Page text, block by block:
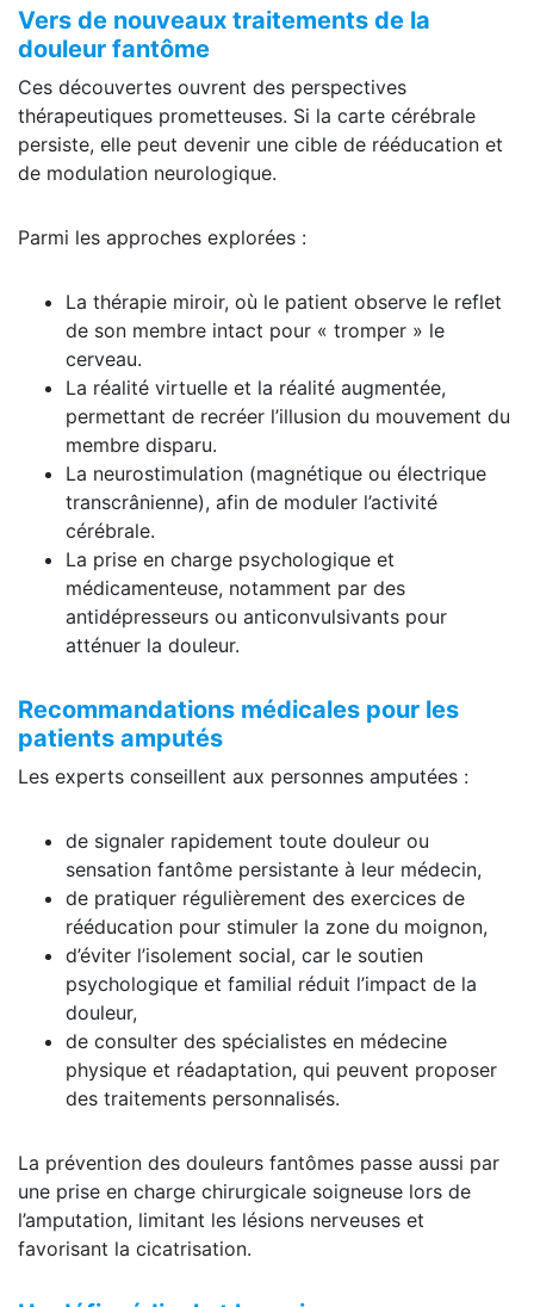
Vers de nouveaux traitements de la
douleur fantôme
Ces découvertes ouvrent des perspectives
thérapeutiques prometteuses. Si la carte cérébrale
persiste, elle peut devenir une cible de rééducation et
de modulation neurologique.
Parmi les approches explorées :
La thérapie miroir, où le patient observe le reflet
de son membre intact pour « tromper » le
cerveau.
La réalité virtuelle et la réalité augmentée,
permettant de recréer l’illusion du mouvement du
membre disparu.
La neurostimulation (magnétique ou électrique
transcrânienne), afin de moduler l’activité
cérébrale.
La prise en charge psychologique et
médicamenteuse, notamment par des
antidépresseurs ou anticonvulsivants pour
atténuer la douleur.
Recommandations médicales pour les
patients amputés
Les experts conseillent aux personnes amputées :
de signaler rapidement toute douleur ou
sensation fantôme persistante à leur médecin,
de pratiquer régulièrement des exercices de
rééducation pour stimuler la zone du moignon,
d’éviter l’isolement social, car le soutien
psychologique et familial réduit l’impact de la
douleur,
de consulter des spécialistes en médecine
physique et réadaptation, qui peuvent proposer
des traitements personnalisés.
La prévention des douleurs fantômes passe aussi par
une prise en charge chirurgicale soigneuse lors de
l’amputation, limitant les lésions nerveuses et
favorisant la cicatrisation.